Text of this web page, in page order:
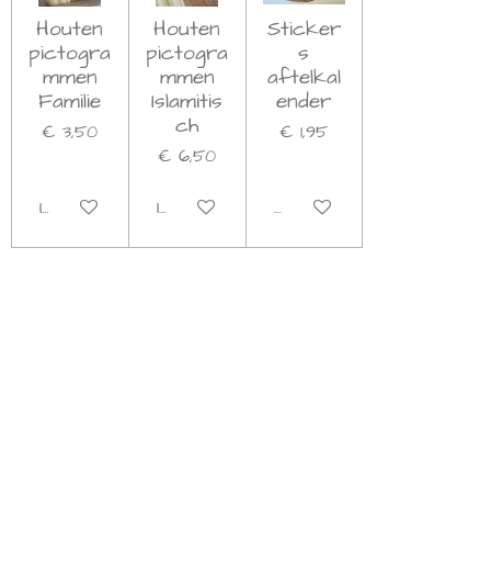
Houten
pictogra
mmen
Familie
€ 3,50
In winkelwagen
Houten
pictogra
mmen
Islamitis
ch
€ 6,50
In winkelwagen
Sticker
s
aftelkal
ender
€ 1,95
Bekijk details